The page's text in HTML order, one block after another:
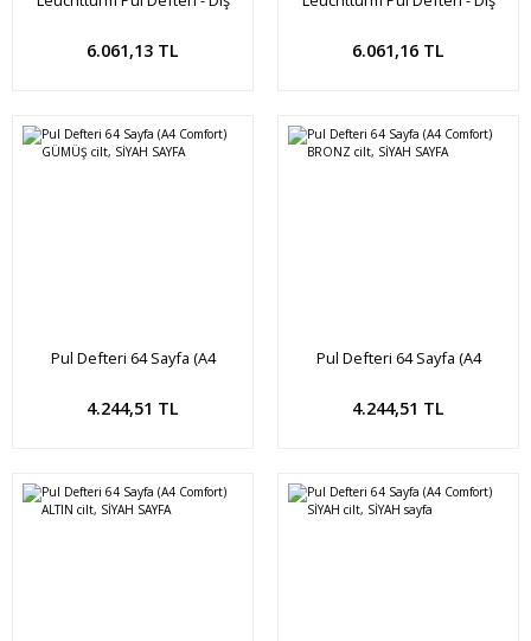
siyah sayfa) MAVİ cilt ve kutu
6.061,13 TL
Sepete Ekle
siyah sayfa) YEŞİL cilt ve kutu
6.061,16 TL
Sepete Ekle
Pul Defteri 64 Sayfa (A4
SAYFA
4.244,51 TL
Sepete Ekle
Pul Defteri 64 Sayfa (A4
SAYFA
4.244,51 TL
Sepete Ekle